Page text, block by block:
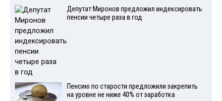
Депутат Миронов предложил индексировать
пенсии четыре раза в год
Пенсию по старости предложили закрепить
на уровне не ниже 40% от заработка